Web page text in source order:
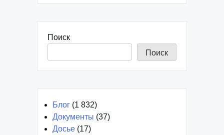
Поиск
Поиск
Блог (1 832)
Документы (37)
Досье (17)